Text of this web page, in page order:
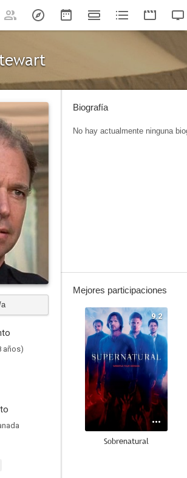
años)
Biografía
No hay actualmente ninguna
Mejores participaciones
9.2
Sobrenatural